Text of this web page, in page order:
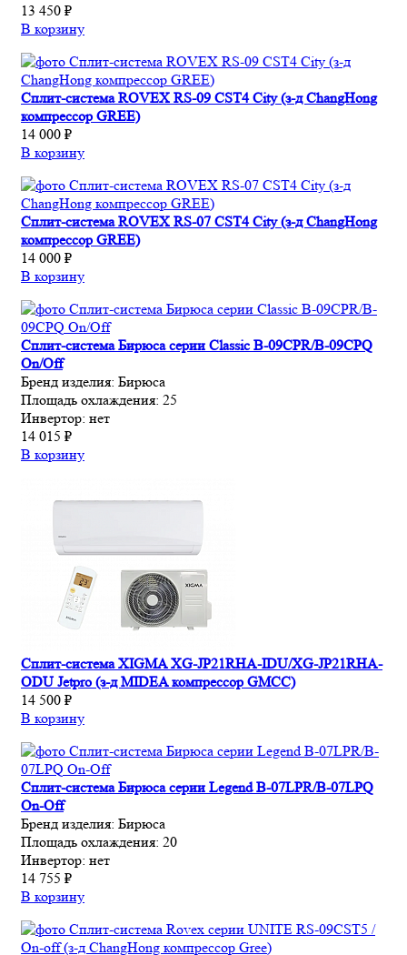
13 450 ₽
В корзину
Сплит-система ROVEX RS-09 CST4 City (з-д ChangHong
компрессор GREE)
14 000 ₽
В корзину
Сплит-система ROVEX RS-07 CST4 City (з-д ChangHong
компрессор GREE)
14 000 ₽
В корзину
Сплит-система Бирюса серии Classic B-09CPR/B-09CPQ
On/Off
Бренд изделия: Бирюса
Площадь охлаждения: 25
Инвертор: нет
14 015 ₽
В корзину
Сплит-система XIGMA XG-JP21RHA-IDU/XG-JP21RHA-
ODU Jetpro (з-д MIDEA компрессор GMCC)
14 500 ₽
В корзину
Сплит-система Бирюса серии Legend B-07LPR/B-07LPQ
On-Off
Бренд изделия: Бирюса
Площадь охлаждения: 20
Инвертор: нет
14 755 ₽
В корзину